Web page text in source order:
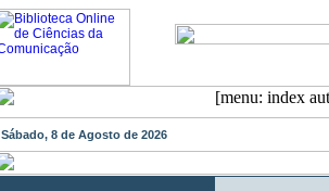
Sábado, 8 de Agosto de 2026